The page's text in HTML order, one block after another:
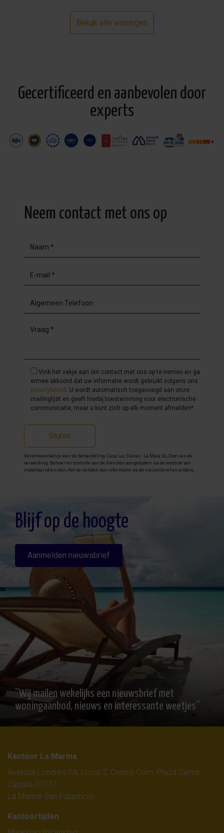
Bekijk alle woningen
Gecertificeerd en aanbevolen door
experts
Neem contact met ons op
Vink het vakje aan om contact met ons op te nemen en ga
ermee akkoord dat uw informatie wordt gebruikt volgens ons
privacybeleid
. U wordt automatisch toegevoegd aan onze
mailinglijst en geeft hierbij toestemming voor electronische
communicatie, maar u kunt zich op elk moment afmelden*
Sturen
Verantwoordelijk voor de behandeling: Casa Las Dunas - La Mata SL, Doel van de
verwerking: Beheer en controle van de diensten aangeboden via de website van
makelaarsdiensten, Het verzenden van informatie via de nieuwsbrief en andere,
gedetailleerde informatie over gegevensbescherming kan
geraadpleegd
Blijf op de hoogte
Aanmelden nieuwsbrief
“Wij mailen wekelijks een nieuwsbrief met
woningaanbod, nieuws en interessante weetjes”
Kantoor La Marina
Avenida Londres 1A, Local 2, Centro Com. Plaza Sierra
Castilla 03177,
La Marina-San Fulgencio
Kantoortijden